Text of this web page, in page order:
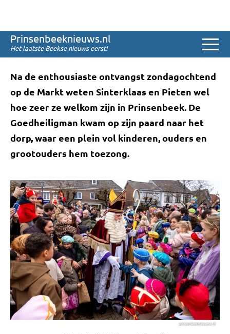
Prinsenbeeknieuws.nl
Het laatste Beekse nieuws eerst!
Enthousiast welkom
Sinterklaas
Na de enthousiaste ontvangst zondagochtend
op de Markt weten Sinterklaas en Pieten wel
hoe zeer ze welkom zijn in Prinsenbeek. De
Goedheiligman kwam op zijn paard naar het
dorp, waar een plein vol kinderen, ouders en
grootouders hem toezong.